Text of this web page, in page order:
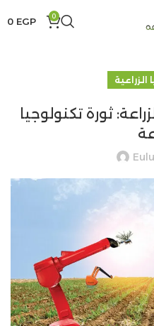
0
0 EGP
الزراعية
ثورة تكنولوجيا